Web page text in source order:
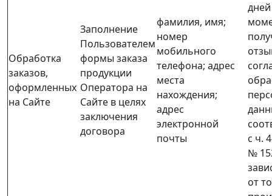
Обработка
заказов,
оформленных
на Сайте
Заполнение
Пользователем
формы заказа
продукции
Оператора на
Сайте в целях
заключения
договора
фамилия, имя;
номер
мобильного
телефона; адрес
места
нахождения;
адрес
электронной
почты
с ч.
№
от